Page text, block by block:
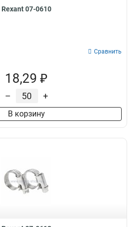
Rexant 07-0610
Сравнить
18,29 ₽
– +
В корзину